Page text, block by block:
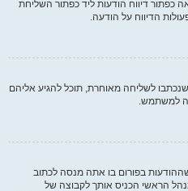
דיווח הודעות ליד כפתור השליחת
הדיווח על הודעה.
לשליחה מאוחרת, תוכל להגיע אליהם
למשתמש.
בפורום בו אתה מנסה לכתוב
הראשי הכניס אותך לקבוצה של